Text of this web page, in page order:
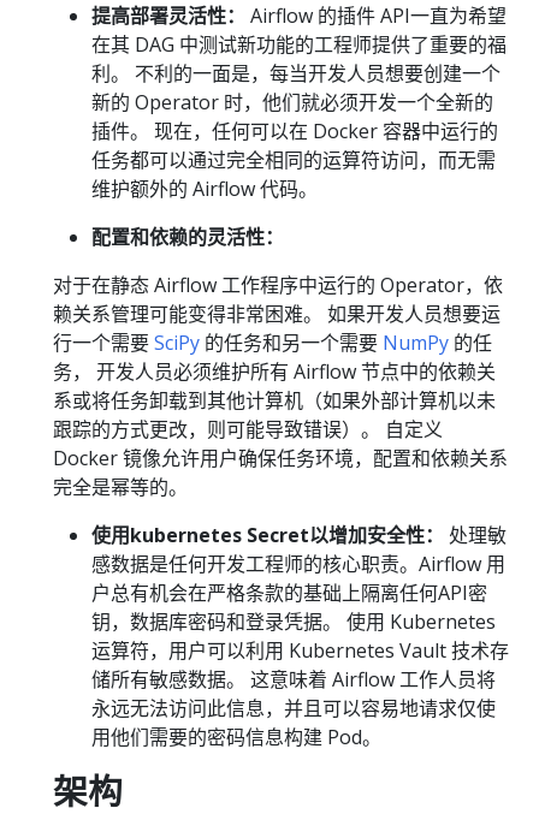
提高部署灵活性：
Airflow 的插件 API一直为希望
在其 DAG 中测试新功能的工程师提供了重要的福
利。 不利的一面是，每当开发人员想要创建一个
新的 Operator 时，他们就必须开发一个全新的
插件。 现在，任何可以在 Docker 容器中运行的
任务都可以通过完全相同的运算符访问，而无需
维护额外的 Airflow 代码。
配置和依赖的灵活性：
对于在静态 Airflow 工作程序中运行的 Operator，依
赖关系管理可能变得非常困难。 如果开发人员想要运
行一个需要SciPy 的任务和另一个需要 NumPy 的任
务， 开发人员必须维护所有 Airflow 节点中的依赖关
系或将任务卸载到其他计算机（如果外部计算机以未
跟踪的方式更改，则可能导致错误）。 自定义
Docker 镜像允许用户确保任务环境，配置和依赖关系
完全是幂等的。
使用kubernetes Secret以增加安全性：
处理敏
感数据是任何开发工程师的核心职责。Airflow 用
户总有机会在严格条款的基础上隔离任何API密
钥，数据库密码和登录凭据。 使用 Kubernetes
运算符，用户可以利用 Kubernetes Vault 技术存
储所有敏感数据。 这意味着 Airflow 工作人员将
永远无法访问此信息，并且可以容易地请求仅使
用他们需要的密码信息构建 Pod。
架构